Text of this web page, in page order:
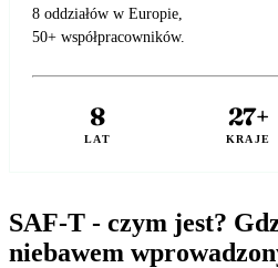
8 oddziałów w Europie,
50+ współpracowników.
8
LAT
27+
KRAJE
SAF-T - czym jest?
niebawem